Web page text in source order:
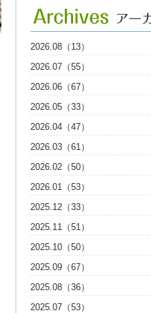
2026.08（13）
2026.07（55）
2026.06（67）
2026.05（33）
2026.04（47）
2026.03（61）
2026.02（50）
2026.01（53）
2025.12（33）
2025.11（51）
2025.10（50）
2025.09（67）
2025.08（36）
2025.07（53）